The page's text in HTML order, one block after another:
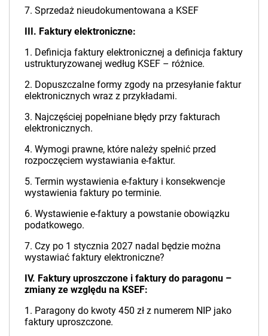
7. Sprzedaż nieudokumentowana a KSEF
III. Faktury elektroniczne:
1. Definicja faktury elektronicznej a definicja faktury
ustrukturyzowanej według KSEF – różnice.
2. Dopuszczalne formy zgody na przesyłanie faktur
elektronicznych wraz z przykładami.
3. Najczęściej popełniane błędy przy fakturach
elektronicznych.
4. Wymogi prawne, które należy spełnić przed
rozpoczęciem wystawiania e-faktur.
5. Termin wystawienia e-faktury i konsekwencje
wystawienia faktury po terminie.
6. Wystawienie e-faktury a powstanie obowiązku
podatkowego.
7. Czy po 1 stycznia 2027 nadal będzie można
wystawiać faktury elektroniczne?
IV. Faktury uproszczone i faktury do paragonu –
zmiany ze względu na KSEF:
1. Paragony do kwoty 450 zł z numerem NIP jako
faktury uproszczone.